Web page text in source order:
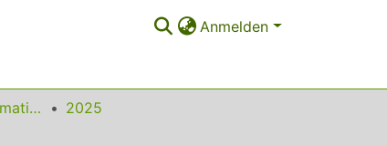
Anmelden
Beiträge zum Mathematikunterricht
2025